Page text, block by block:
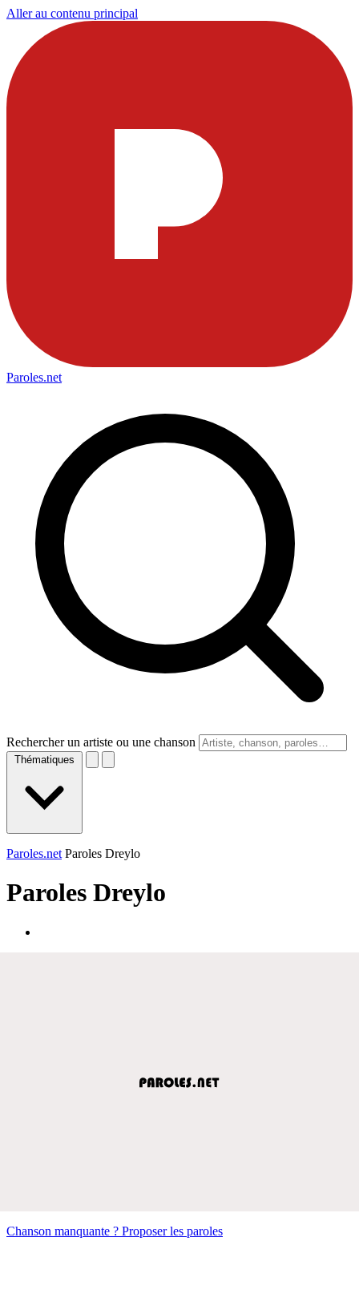
Aller au contenu principal
Paroles.net
Rechercher un artiste ou une chanson
Thématiques
Paroles.net Paroles Dreylo
Paroles Dreylo
Chanson manquante ? Proposer les paroles